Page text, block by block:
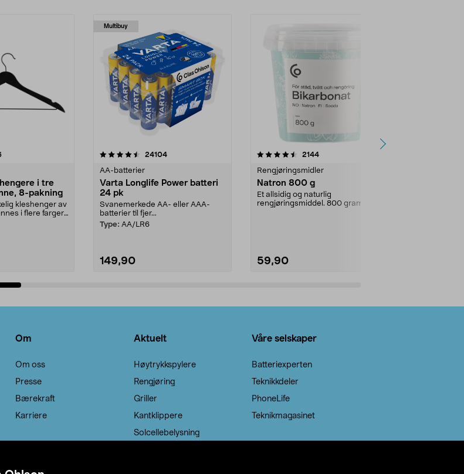
anmeldelser
i tre
8-pakning
kleshenger av
i flere farger.
Multibuy
stjerner 24104anmeldelser
AA-batterier
Varta Longlife Power batteri
24 pk
Svanemerkede AA- eller AAA-
batterier til fjer...
Type: AA/LR6
149,90
4.5av 5 stjerner 2144anmeldelser
Rengjøringsmidler
Natron 800 g
Et allsidig og naturlig
rengjøringsmiddel. 800 gram
59,90
4.0av 5 stjerner
Om
Om oss
Presse
Bærekraft
Karriere
Aktuelt
Høytrykkspylere
Rengjøring
Griller
Kantklippere
Solcellebelysning
Våre selskaper
Batteriexperten
Teknikkdeler
PhoneLife
Teknikmagasinet